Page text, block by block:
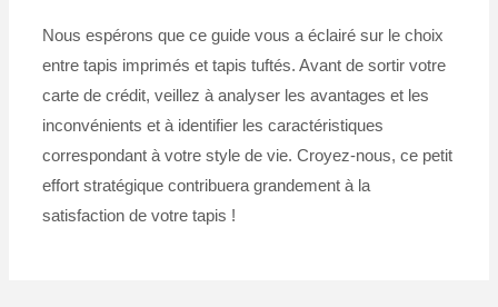
Nous espérons que ce guide vous a éclairé sur le choix
entre tapis imprimés et tapis tuftés. Avant de sortir votre
carte de crédit, veillez à analyser les avantages et les
inconvénients et à identifier les caractéristiques
correspondant à votre style de vie. Croyez-nous, ce petit
effort stratégique contribuera grandement à la
satisfaction de votre tapis !